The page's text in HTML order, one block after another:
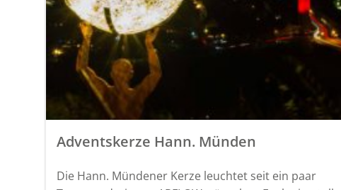
Adventskerze Hann. Münden
Die Hann. Mündener Kerze leuchtet seit ein paar